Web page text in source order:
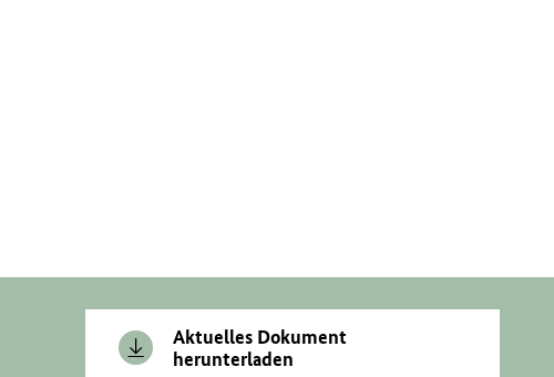
Aktuelles Dokument
herunterladen